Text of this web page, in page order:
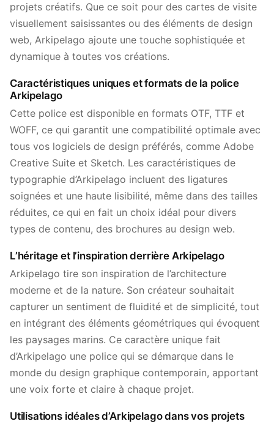
projets créatifs. Que ce soit pour des cartes de visite
visuellement saisissantes ou des éléments de design
web, Arkipelago ajoute une touche sophistiquée et
dynamique à toutes vos créations.
Caractéristiques uniques et formats de la police
Arkipelago
Cette police est disponible en formats OTF, TTF et
WOFF, ce qui garantit une compatibilité optimale avec
tous vos logiciels de design préférés, comme Adobe
Creative Suite et Sketch. Les caractéristiques de
typographie d’Arkipelago incluent des ligatures
soignées et une haute lisibilité, même dans des tailles
réduites, ce qui en fait un choix idéal pour divers
types de contenu, des brochures au design web.
L’héritage et l’inspiration derrière Arkipelago
Arkipelago tire son inspiration de l’architecture
moderne et de la nature. Son créateur souhaitait
capturer un sentiment de fluidité et de simplicité, tout
en intégrant des éléments géométriques qui évoquent
les paysages marins. Ce caractère unique fait
d’Arkipelago une police qui se démarque dans le
monde du design graphique contemporain, apportant
une voix forte et claire à chaque projet.
Utilisations idéales d’Arkipelago dans vos projets